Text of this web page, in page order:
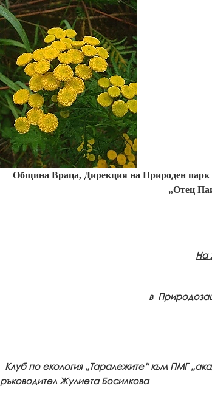
Община Враца,Дирекция на Природен парк
„Отец
На
в
Клуб по екология „Таралежите“ към ПМГ
ръководител Жулиета Босилкова